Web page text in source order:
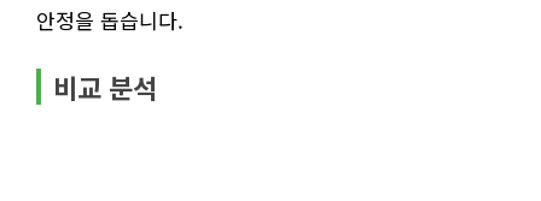
안정을 돕습니다.
비교 분석